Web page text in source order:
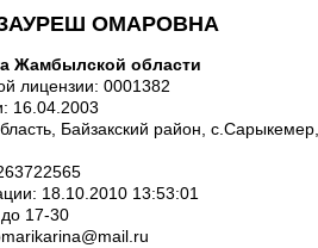
ОМАРОВНА
Жамбылской области
Номер государственной лицензии: 0001382
Дата выдачи лицензии: 16.04.2003
телефон: 87263722565
Дата учетной регистрации: 18.10.2010 13:53:01
с 9-00 до 17-30
адрес: omarikarina@mail.ru